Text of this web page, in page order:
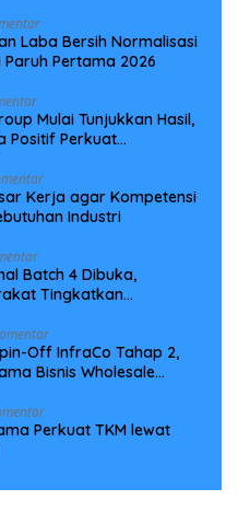
Laba Bersih Normalisasi
Pertama 2026
Mulai Tunjukkan Hasil,
Positif Perkuat
Kerja agar Kompetensi
Industri
Batch 4 Dibuka,
Tingkatkan
Off InfraCo Tahap 2,
Bisnis Wholesale
Perkuat TKM lewat